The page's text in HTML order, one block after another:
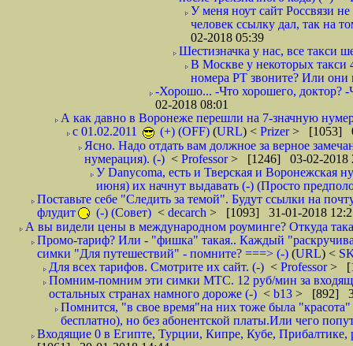
У меня ноут сайт Россвязи
человек ссылку дал, так на
02-2018 05:39
Шестизначка у нас, все такси
В Москве у некоторых такси
номера РТ звоните? Или они
-Хорошо... -Что хорошего, доктор?
02-2018 08:01
А как давно в Воронеже перешли на 7-значную
с 01.02.2011
(+) (OFF) (URL) < Prizer> [1053]
Ясно. Надо отдать вам должное за верное
нумерация). (-) < Professor> [1246] 03-02-2018
У Danycoma, есть и Тверская и Воронежская
июня) их начнут выдавать (-) (Просто
Поставьте себе "Следить за темой". Будут ссылки на
флудит
(-) (Совет) < decarch > [1093] 31-01-2018
А вы видели цены в международном роуминге? Откуда
Промо-тариф? Или - "фишка" такая.. Каждый
симки "Для путешествий" - помните? ===> (-) (URL) <
Для всех тарифов. Смотрите их сайт. (-) < Professor>
Помним-помним эти симки МТС. 12 руб/мин за
остальных странах намного дороже (-) < b13 > [892]
Помнится, "в свое время"на них тоже была
бесплатно), но без абонентской платы.Или чего
Входящие 0 в Египте, Турции, Кипре, Кубе,